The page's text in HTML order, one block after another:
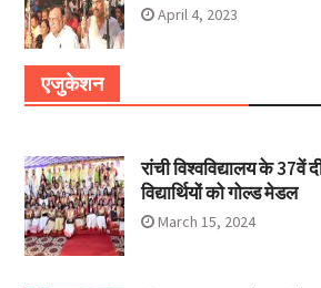
April 4, 2023
एजुकेशन
रांची विश्वविद्यालय के 37वें
विद्यार्थियों को गोल्ड मेडल
March 15, 2024